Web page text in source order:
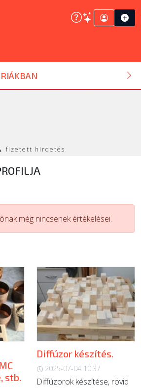
fizetett hirdetés
még nincsenek értékelései.
stb.
Diffúzor készítés.
2025-07-04 10:37
Diffúzorok készítése, rövid